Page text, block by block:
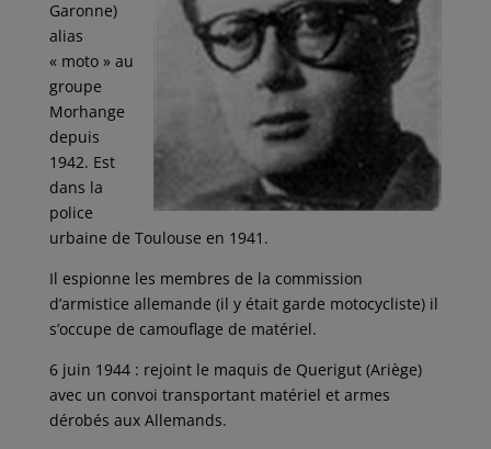
Garonne)
alias
« moto » au
groupe
Morhange
depuis
1942. Est
dans la
police
urbaine de Toulouse en 1941.
Il espionne les membres de la commission
d’armistice allemande (il y était garde motocycliste) il
s’occupe de camouflage de matériel.
6 juin 1944 : rejoint le maquis de Querigut (Ariège)
avec un convoi transportant matériel et armes
dérobés aux Allemands.